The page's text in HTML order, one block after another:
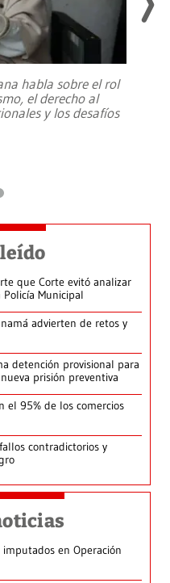
habla sobre el rol
el derecho al
y los desafíos
que Corte evitó analizar
Municipal
advierten de retos y
detención provisional para
prisión preventiva
el 95% de los comercios
contradictorios y
en Operación